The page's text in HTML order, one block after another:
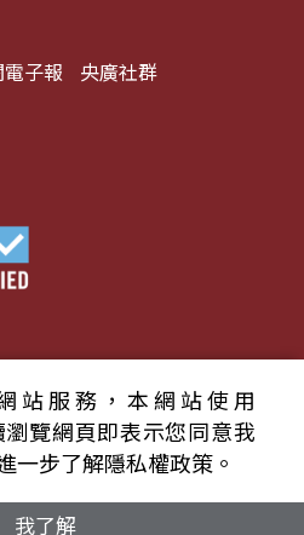
子報 央廣社群
廣播電臺 版權所有
服務條款 隱私權條款
站服務，本網站使用
覽網頁即表示您同意我
一步了解隱私權政策。
我了解